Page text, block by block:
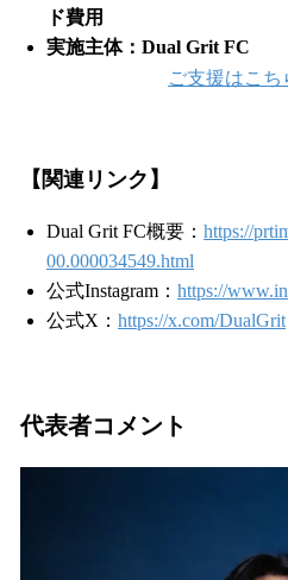
ド費用
実施主体：Dual Grit FC
ご支援はこち
【関連リンク】
Dual Grit FC概要： https://
00.000034549.html
公式Instagram： https://
公式X： https://x.com/DualGrit
代表者コメント